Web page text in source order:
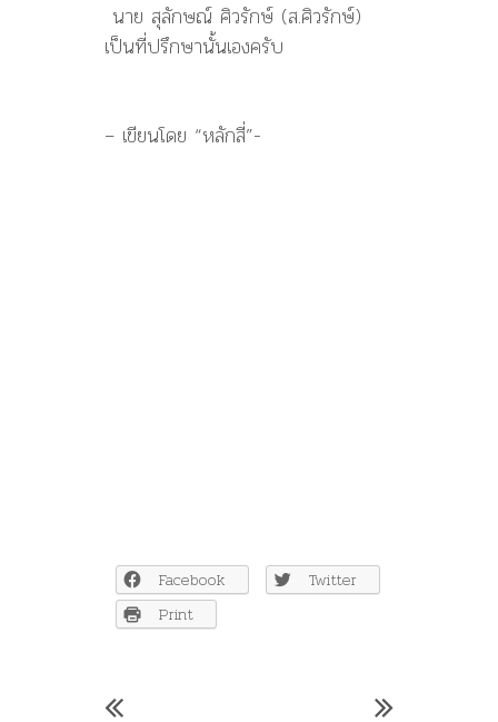
นาย สุลักษณ์ ศิวรักษ์ (ส.ศิวรักษ์)
เป็นที่ปรึกษานั้นเองครับ
– เขียนโดย “หลักสี่”-
Facebook
Twitter
Print